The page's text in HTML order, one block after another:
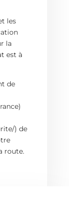
les
la
est à
de
) de
route.